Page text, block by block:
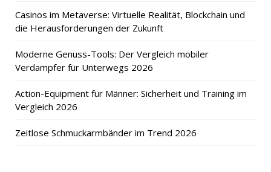
Casinos im Metaverse: Virtuelle Realität, Blockchain und
die Herausforderungen der Zukunft
Moderne Genuss-Tools: Der Vergleich mobiler
Verdampfer für Unterwegs 2026
Action-Equipment für Männer: Sicherheit und Training im
Vergleich 2026
Zeitlose Schmuckarmbänder im Trend 2026